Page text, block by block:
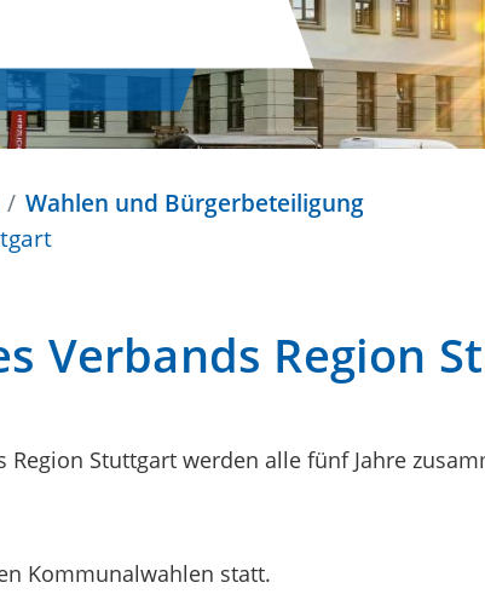
Wahlen und Bürgerbeteiligung
Verbands Region
Stuttgart werden alle fünf Jahre
Kommunalwahlen statt.